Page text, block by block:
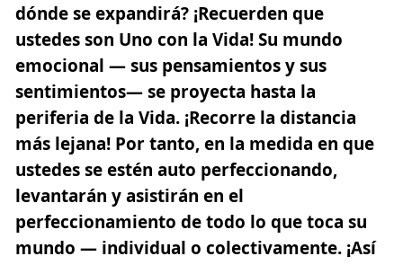
dónde se expandirá? ¡Recuerden que
ustedes son Uno con la Vida! Su mundo
emocional — sus pensamientos y sus
sentimientos— se proyecta hasta la
periferia de la Vida. ¡Recorre la distancia
más lejana! Por tanto, en la medida en que
ustedes se estén auto perfeccionando,
levantarán y asistirán en el
perfeccionamiento de todo lo que toca su
mundo — individual o colectivamente. ¡Así